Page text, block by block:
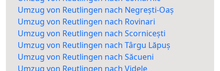
Umzug von Reutlingen nach Negrești-Oaș
Umzug von Reutlingen nach Rovinari
Umzug von Reutlingen nach Scornicești
Umzug von Reutlingen nach Târgu Lăpuș
Umzug von Reutlingen nach Săcueni
Umzug von Reutlingen nach Videle